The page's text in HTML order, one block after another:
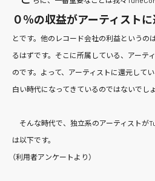
０％の収益がアーティスト
とです。他のレコード会社の利益というの
るはずです。そこに所属している、アーテ
のです。よって、アーティストに還元して
白い時代になってきているのではないでし
そんな時代で、独立系のアーティストが
は以下です。
（利用者アンケートより）